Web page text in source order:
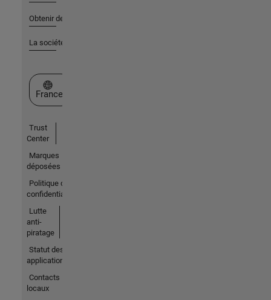
Obtenir de l'aide
La société
Sélectionner un site web
France
Trust
Center
Marques
déposées
Politique de
confidentialité
Lutte
anti-
piratage
Statut des
applications
Contacts
locaux